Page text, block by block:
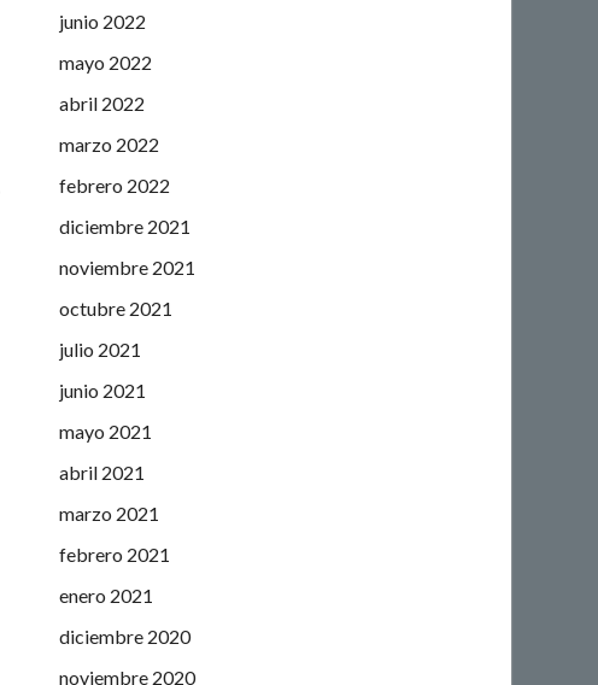
junio 2022
mayo 2022
abril 2022
marzo 2022
febrero 2022
diciembre 2021
noviembre 2021
octubre 2021
julio 2021
junio 2021
mayo 2021
abril 2021
marzo 2021
febrero 2021
enero 2021
diciembre 2020
noviembre 2020